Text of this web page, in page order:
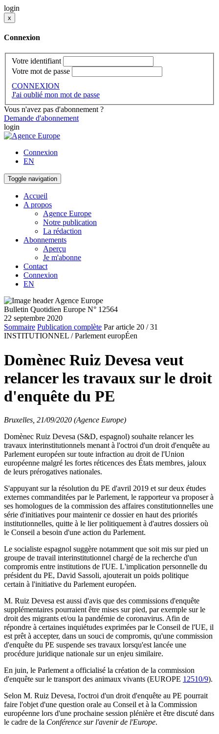
login
x
Connexion
Votre identifiant
Votre mot de passe
CONNEXION
J'ai oublié mon mot de passe
Vous n'avez pas d'abonnement ?
Demande d'abonnement
login
Connexion
EN
Toggle navigation
Accueil
A propos
Agence Europe
Notre publication
La rédaction
Abonnements
Aperçu
Je m'abonne
Contact
Connexion
EN
Bulletin Quotidien Europe N° 12564
22 septembre 2020
Sommaire Publication complète Par article 20 / 31
INSTITUTIONNEL / Parlement europÉen
Domènec Ruiz Devesa veut
relancer les travaux sur le droit
d'enquête du PE
Bruxelles, 21/09/2020 (Agence Europe)
Domènec Ruiz Devesa (S&D, espagnol) souhaite relancer les
travaux interinstitutionnels menant à l'octroi d'un droit d'enquête au
Parlement européen sur toute infraction au droit de l'Union
européenne malgré les fortes réticences des États membres, jaloux
de leurs prérogatives nationales.
S'appuyant sur la résolution du PE d'avril 2019 et sur deux études
externes commanditées par le Parlement, le rapporteur va proposer à
ses homologues de la commission des affaires constitutionnelles une
série d'initiatives pour maintenir ce dossier en haut des priorités
institutionnelles, quitte à le lier politiquement à d'autres dossiers où
le Conseil a besoin d'une action du Parlement.
Le socialiste espagnol suggère notamment que soit mis sur pied un
groupe de travail interinstitutionnel chargé de la recherche d'un
compromis entre institutions de l'UE. L'implication personnelle du
président du PE, David Sassoli, ajouterait un poids politique
certain à l'initiative du Parlement européen.
M. Ruiz Devesa est aussi d'avis que des commissions d'enquête
supplémentaires pourraient être mises sur pied, par exemple sur le
droit des migrants et/ou la pandémie de coronavirus. Afin de
répondre à certaines inquiétudes exprimées par le Conseil de l'UE, il
est prêt à accepter, dans un souci de compromis, qu'une commission
d'enquête du PE suspende ses travaux lorsqu'est lancée une
procédure juridique nationale sur un enjeu similaire.
En juin, le Parlement a officialisé la création de la commission
d'enquête sur le transport des animaux vivants (EUROPE 12510/9).
Selon M. Ruiz Devesa, l'octroi d'un droit d'enquête au PE pourrait
faire l'objet d'une question orale au Conseil et à la Commission
européenne lors d'une prochaine session plénière et être discuté dans
le cadre de la Conférence sur l'avenir de l'Europe.